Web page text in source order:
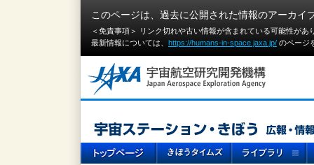
このページは、過去に公開された情報のアーカイ
＜免責事項＞ リンク切れや古い情報が含まれている可能性が
最新情報については、 https://humans-in-space.jaxa.jp/ のページ